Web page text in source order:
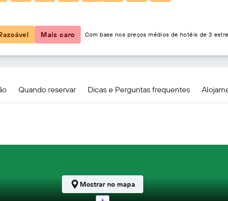
Quando reservar Dicas e Perguntas frequentes
Mostrar no mapa
Mais caro Com base nos preços médios de hotéis de 3